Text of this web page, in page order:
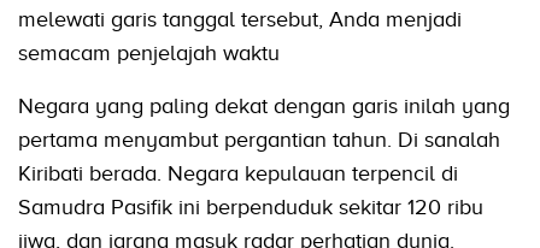
melewati garis tanggal tersebut, Anda menjadi
semacam penjelajah waktu
Negara yang paling dekat dengan garis inilah yang
pertama menyambut pergantian tahun. Di sanalah
Kiribati berada. Negara kepulauan terpencil di
Samudra Pasifik ini berpenduduk sekitar 120 ribu
jiwa, dan jarang masuk radar perhatian dunia.